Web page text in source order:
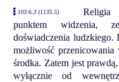
103:6.3 (1135.5)
Religia
punktem widzenia,
doświadczenia ludzkiego.
możliwość przenicowania
środka. Zatem jest
wyłącznie od